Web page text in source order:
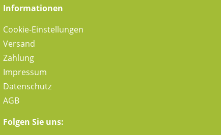
Informationen
Cookie-Einstellungen
Versand
Zahlung
Impressum
Datenschutz
AGB
Folgen Sie uns: